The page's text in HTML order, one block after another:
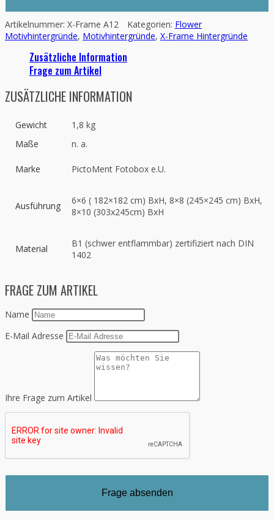
Artikelnummer: X-Frame A12 Kategorien: Flower
Motivhintergründe, Motivhintergründe, X-Frame Hintergründe
Zusätzliche Information
Frage zum Artikel
ZUSÄTZLICHE INFORMATION
Gewicht
1,8 kg
Maße
n. a.
Marke PictoMent Fotobox e.U.
Ausführung
6×6 ( 182×182 cm) BxH, 8×8 (245×245 cm) BxH,
8×10 (303x245cm) BxH
Material
B1 (schwer entflammbar) zertifiziert nach DIN
1402
FRAGE ZUM ARTIKEL
Name
E-Mail Adresse
Ihre Frage zum Artikel